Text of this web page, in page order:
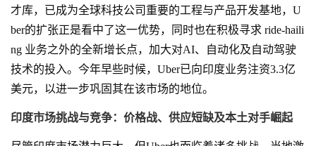
才库，已成为全球科技公司重要的工程与产品开发基地，U
ber的扩张正是看中了这一优势，同时也在积极寻求 ride-haili
ng 业务之外的全新增长点，加大对AI、自动化及自动驾驶
技术的投入。今年早些时候，Uber已向印度业务注资3.3亿
美元，以进一步巩固其在该市场的地位。
印度市场挑战与竞争：价格战、供应短缺及本土对手崛起